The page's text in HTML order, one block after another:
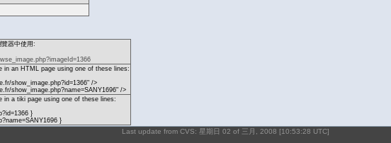
器中使用:
in an HTML page using one of these lines:
show_image.php?id=1366" />
show_image.php?name=SANY1696" />
in a tiki page using one of these lines:
}
}
Last update from CVS: 星期日 02 of 三月, 2008 [10:53:28 UTC]